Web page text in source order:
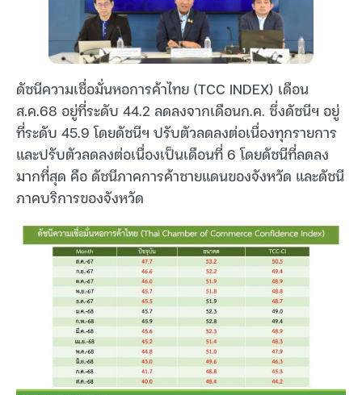
ดัชนีความเชื่อมั่นหอการค้าไทย (TCC INDEX) เดือน
ส.ค.68 อยู่ที่ระดับ 44.2 ลดลงจากเดือนก.ค. ซึ่งดัชนีฯ อยู่
ที่ระดับ 45.9 โดยดัชนีฯ ปรับตัวลดลงต่อเนื่องทุกรายการ
และปรับตัวลดลงต่อเนื่องเป็นเดือนที่ 6 โดยดัชนีที่ลดลง
มากที่สุด คือ ดัชนีภาคการค้าชายแดนของจังหวัด และดัชนี
ภาคบริการของจังหวัด